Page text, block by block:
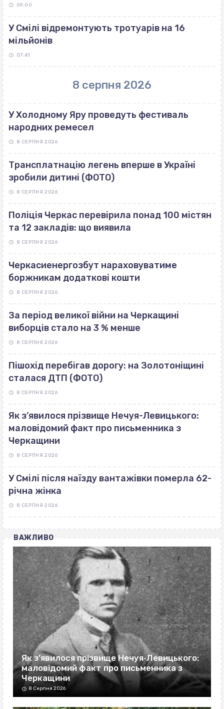
09:00
У Смілі відремонтують тротуарів на 16
мільйонів
07:41
8 серпня 2026
У Холодному Яру проведуть фестиваль
народних ремесел
8 СЕРПНЯ 2026
Трансплатнацію легень вперше в Україні
зробили дитині (ФОТО)
8 СЕРПНЯ 2026
Поліція Черкас перевірила понад 100 містян
та 12 закладів: що виявила
8 СЕРПНЯ 2026
Черкасиенергозбут нараховуватиме
боржникам додаткові кошти
8 СЕРПНЯ 2026
За період великої війни на Черкащині
виборців стало на 3 % менше
8 СЕРПНЯ 2026
Пішохід перебігав дорогу: на Золотоніщині
сталася ДТП (ФОТО)
8 СЕРПНЯ 2026
Як з’явилося прізвище Нечуя-Левицького:
маловідомий факт про письменника з
Черкащини
8 СЕРПНЯ 2026
У Смілі після наїзду вантажівки померла 62-
річна жінка
8 СЕРПНЯ 2026
ВАЖЛИВО
Як з’явилося прізвище Нечуя‐Левицького:
маловідомий факт про письменника з
Черкащини
8 Серпня 2026